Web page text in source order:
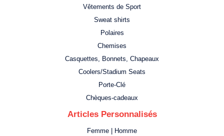
Vêtements de Sport
Sweat shirts
Polaires
Chemises
Casquettes, Bonnets, Chapeaux
Coolers/Stadium Seats
Porte-Clé
Chèques-cadeaux
Articles Personnalisés
Femme | Homme